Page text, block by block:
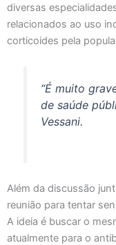
diversas
relacionados ao uso
corticoides pela
“É muito
de saúde
Vessani.
Além da discussão
reunião para tentar
A ideia é buscar o
atualmente para o